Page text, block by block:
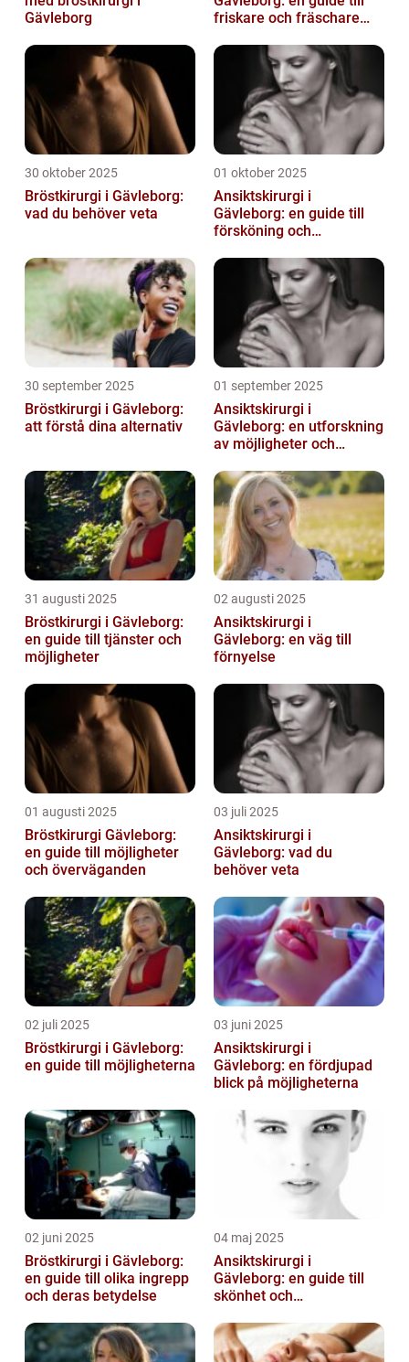
Gävleborg
friskare och fräschare
30 oktober 2025
Bröstkirurgi i Gävleborg:
vad du behöver veta
01 oktober 2025
Ansiktskirurgi i
Gävleborg: en guide till
försköning och
30 september 2025
Bröstkirurgi i Gävleborg:
att förstå dina alternativ
01 september 2025
Ansiktskirurgi i
Gävleborg: en utforskning
av möjligheter och
31 augusti 2025
Bröstkirurgi i Gävleborg:
en guide till tjänster och
möjligheter
02 augusti 2025
Ansiktskirurgi i
Gävleborg: en väg till
förnyelse
01 augusti 2025
Bröstkirurgi Gävleborg:
en guide till möjligheter
och överväganden
03 juli 2025
Ansiktskirurgi i
Gävleborg: vad du
behöver veta
02 juli 2025
Bröstkirurgi i Gävleborg:
en guide till möjligheterna
03 juni 2025
Ansiktskirurgi i
Gävleborg: en fördjupad
blick på möjligheterna
02 juni 2025
Bröstkirurgi i Gävleborg:
en guide till olika ingrepp
och deras betydelse
04 maj 2025
Ansiktskirurgi i
Gävleborg: en guide till
skönhet och